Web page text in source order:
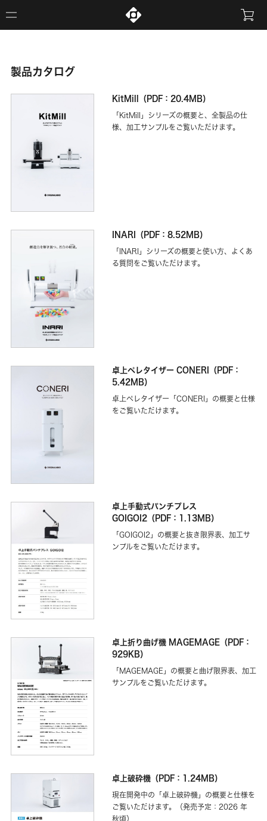
製品カタログ
KitMill（PDF：20.4MB）
「KitMill」シリーズの概要と、全製品の仕
様、加工サンプルをご覧いただけます。
INARI（PDF：8.52MB）
「INARI」シリーズの概要と使い方、よくあ
る質問をご覧いただけます。
卓上ペレタイザー CONERI（PDF：
5.42MB）
卓上ペレタイザー「CONERI」の概要と仕様
をご覧いただけます。
卓上手動式パンチプレス
GOIGOI2（PDF：1.13MB）
「GOIGOI2」の概要と抜き限界表、加工サ
ンプルをご覧いただけます。
卓上折り曲げ機 MAGEMAGE（PDF：
929KB）
「MAGEMAGE」の概要と曲げ限界表、加工
サンプルをご覧いただけます。
卓上破砕機（PDF：1.24MB）
現在開発中の「卓上破砕機」の概要と仕様を
ご覧いただけます。（発売予定：2026 年
秋頃）